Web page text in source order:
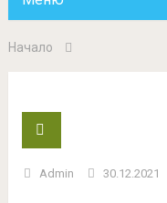
Начало
Admin 30.12.2021